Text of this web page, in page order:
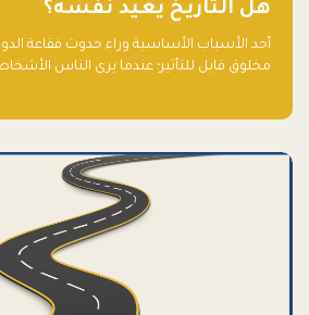
هل التاريخ يعيد نفسه؟
أحد الأسباب الأساسية وراء حدوث فقاعة
مخلوق قابل للتأثير؛ عندما يرى الناس